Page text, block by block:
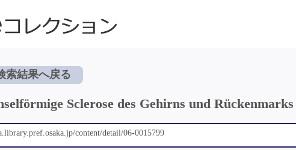
索結果へ戻る
Sclerose des Gehirns und Rückenmarks